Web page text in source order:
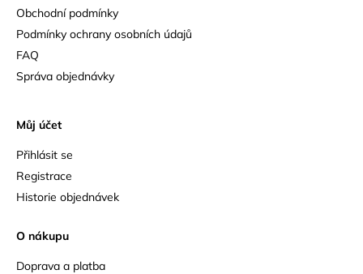
Obchodní podmínky
Podmínky ochrany osobních údajů
FAQ
Správa objednávky
Můj účet
Přihlásit se
Registrace
Historie objednávek
O nákupu
Doprava a platba